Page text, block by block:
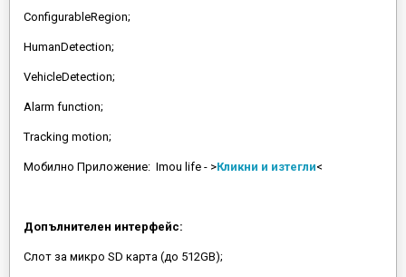
ConfigurableRegion;
HumanDetection;
VehicleDetection;
Alarm function;
Tracking motion;
Мобилно Приложение: Imou life - >Кликни и изтегли<
Допълнителен интерфейс:
Слот за микро SD карта (до 512GB);